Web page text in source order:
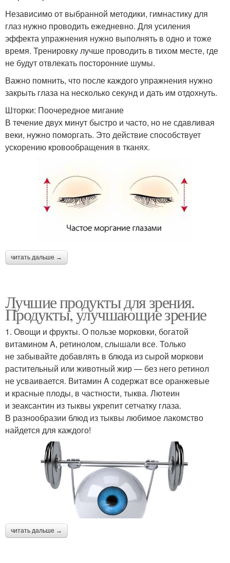
Независимо от выбранной методики, гимнастику для
глаз нужно проводить ежедневно. Для усиления
эффекта упражнения нужно выполнять в одно и тоже
время. Тренировку лучше проводить в тихом месте, где
не будут отвлекать посторонние шумы.
Важно помнить, что после каждого упражнения нужно
закрыть глаза на несколько секунд и дать им отдохнуть.
Шторки: Поочередное мигание
В течение двух минут быстро и часто, но не сдавливая
веки, нужно поморгать. Это действие способствует
ускорению кровообращения в тканях.
читать дальше →
Лучшие продукты для зрения.
Продукты, улучшающие зрение
1. Овощи и фрукты. О пользе морковки, богатой
витамином A, ретинолом, слышали все. Только
не забывайте добавлять в блюда из сырой моркови
растительный или животный жир — без него ретинол
не усваивается. Витамин A содержат все оранжевые
и красные плоды, в частности, тыква. Лютеин
и зеаксантин из тыквы укрепит сетчатку глаза.
В разнообразии блюд из тыквы любимое лакомство
найдется для каждого!
читать дальше →